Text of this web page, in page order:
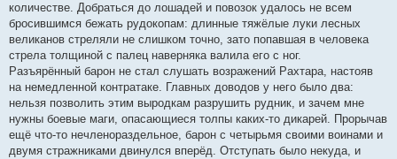
количестве. Добраться до лошадей и повозок удалось не всем
бросившимся бежать рудокопам: длинные тяжёлые луки лесных
великанов стреляли не слишком точно, зато попавшая в человека
стрела толщиной с палец наверняка валила его с ног.
Разъярённый барон не стал слушать возражений Рахтара, настояв
на немедленной контратаке. Главных доводов у него было два:
нельзя позволить этим выродкам разрушить рудник, и зачем мне
нужны боевые маги, опасающиеся толпы каких-то дикарей. Прорычав
ещё что-то нечленораздельное, барон с четырьмя своими воинами и
двумя стражниками двинулся вперёд. Отступать было некуда, и